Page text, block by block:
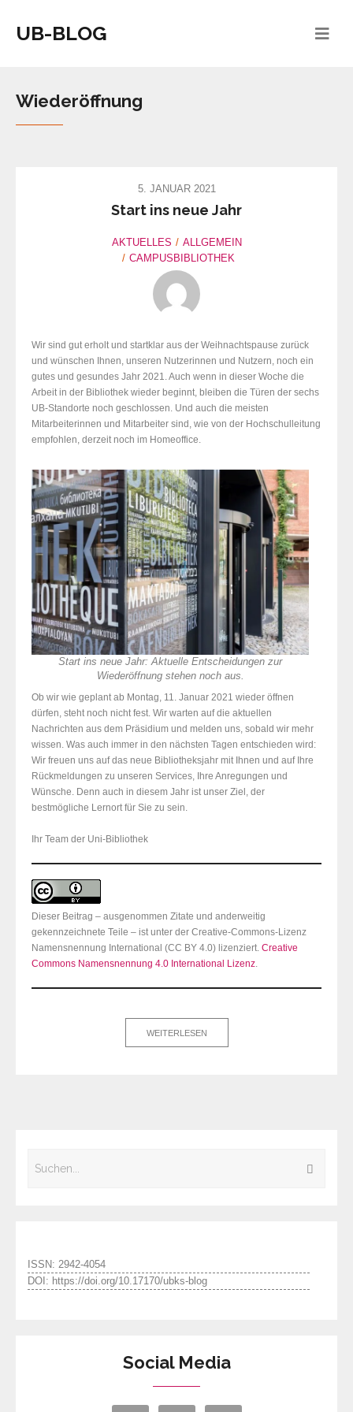
UB-BLOG
Wiederöffnung
5. JANUAR 2021
Start ins neue Jahr
AKTUELLES
ALLGEMEIN
CAMPUSBIBLIOTHEK
Wir sind gut erholt und startklar aus der Weihnachtspause zurück
und wünschen Ihnen, unseren Nutzerinnen und Nutzern, noch ein
gutes und gesundes Jahr 2021. Auch wenn in dieser Woche die
Arbeit in der Bibliothek wieder beginnt, bleiben die Türen der sechs
UB-Standorte noch geschlossen. Und auch die meisten
Mitarbeiterinnen und Mitarbeiter sind, wie von der Hochschulleitung
empfohlen, derzeit noch im Homeoffice.
Start ins neue Jahr: Aktuelle Entscheidungen zur
Wiederöffnung stehen noch aus.
Ob wir wie geplant ab Montag, 11. Januar 2021 wieder öffnen
dürfen, steht noch nicht fest. Wir warten auf die aktuellen
Nachrichten aus dem Präsidium und melden uns, sobald wir mehr
wissen. Was auch immer in den nächsten Tagen entschieden wird:
Wir freuen uns auf das neue Bibliotheksjahr mit Ihnen und auf Ihre
Rückmeldungen zu unseren Services, Ihre Anregungen und
Wünsche. Denn auch in diesem Jahr ist unser Ziel, der
bestmögliche Lernort für Sie zu sein.
Ihr Team der Uni-Bibliothek
Dieser Beitrag – ausgenommen Zitate und anderweitig
gekennzeichnete Teile – ist unter der Creative-Commons-Lizenz
Namensnennung International (CC BY 4.0) lizenziert. Creative
Commons Namensnennung 4.0 International Lizenz.
WEITERLESEN
ISSN: 2942-4054
DOI: https://doi.org/10.17170/ubks-blog
Social Media